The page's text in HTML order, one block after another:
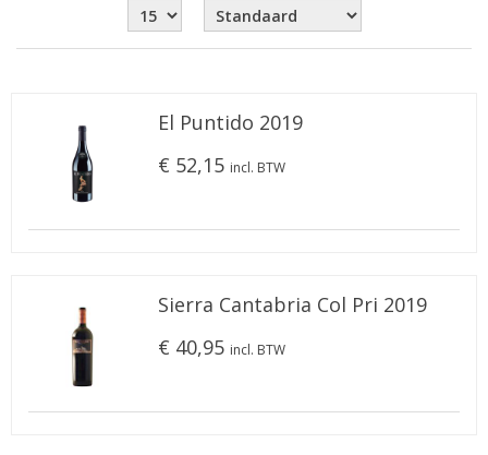
El Puntido 2019
€ 52,15 incl. BTW
Sierra Cantabria Col Pri 2019
€ 40,95 incl. BTW